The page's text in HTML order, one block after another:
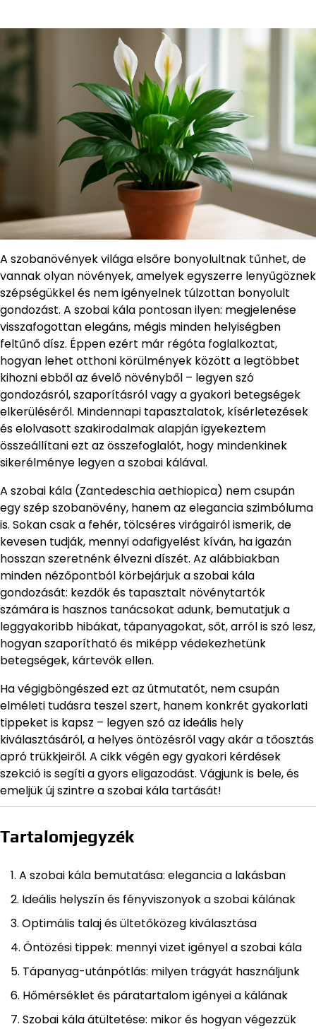
A szobanövények világa elsőre bonyolultnak tűnhet, de
vannak olyan növények, amelyek egyszerre lenyűgöznek
szépségükkel és nem igényelnek túlzottan bonyolult
gondozást. A szobai kála pontosan ilyen: megjelenése
visszafogottan elegáns, mégis minden helyiségben
feltűnő dísz. Éppen ezért már régóta foglalkoztat,
hogyan lehet otthoni körülmények között a legtöbbet
kihozni ebből az évelő növényből – legyen szó
gondozásról, szaporításról vagy a gyakori betegségek
elkerüléséről. Mindennapi tapasztalatok, kísérletezések
és elolvasott szakirodalmak alapján igyekeztem
összeállítani ezt az összefoglalót, hogy mindenkinek
sikerélménye legyen a szobai kálával.
A szobai kála (Zantedeschia aethiopica) nem csupán
egy szép szobanövény, hanem az elegancia szimbóluma
is. Sokan csak a fehér, tölcséres virágairól ismerik, de
kevesen tudják, mennyi odafigyelést kíván, ha igazán
hosszan szeretnénk élvezni díszét. Az alábbiakban
minden nézőpontból körbejárjuk a szobai kála
gondozását: kezdők és tapasztalt növénytartók
számára is hasznos tanácsokat adunk, bemutatjuk a
leggyakoribb hibákat, tápanyagokat, sőt, arról is szó lesz,
hogyan szaporítható és miképp védekezhetünk
betegségek, kártevők ellen.
Ha végigböngészed ezt az útmutatót, nem csupán
elméleti tudásra teszel szert, hanem konkrét gyakorlati
tippeket is kapsz – legyen szó az ideális hely
kiválasztásáról, a helyes öntözésről vagy akár a tőosztás
apró trükkjeiről. A cikk végén egy gyakori kérdések
szekció is segíti a gyors eligazodást. Vágjunk is bele, és
emeljük új szintre a szobai kála tartását!
Tartalomjegyzék
A szobai kála bemutatása: elegancia a lakásban
Ideális helyszín és fényviszonyok a szobai kálának
Optimális talaj és ültetőközeg kiválasztása
Öntözési tippek: mennyi vizet igényel a szobai kála
Tápanyag-utánpótlás: milyen trágyát használjunk
Hőmérséklet és páratartalom igényei a kálának
Szobai kála átültetése: mikor és hogyan végezzük